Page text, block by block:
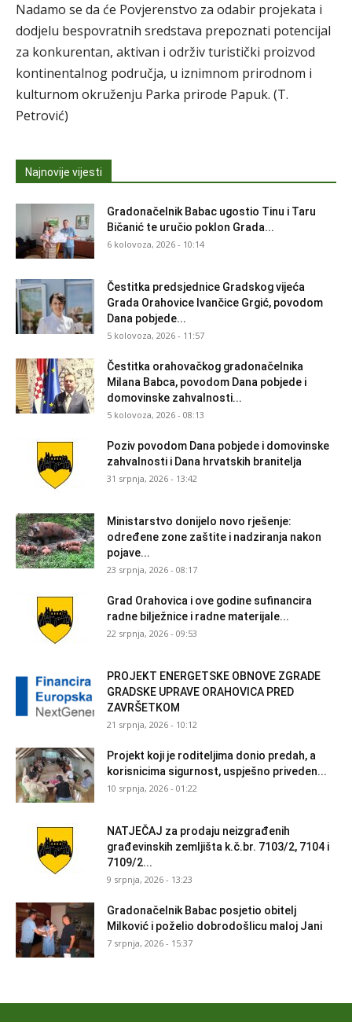
Nadamo se da će Povjerenstvo za odabir projekata i
dodjelu bespovratnih sredstava prepoznati potencijal
za konkurentan, aktivan i održiv turistički proizvod
kontinentalnog područja, u iznimnom prirodnom i
kulturnom okruženju Parka prirode Papuk. (T.
Petrović)
Najnovije vijesti
Gradonačelnik Babac ugostio Tinu i Taru
Bičanić te uručio poklon Grada...
6 kolovoza, 2026 - 10:14
Čestitka predsjednice Gradskog vijeća
Grada Orahovice Ivančice Grgić, povodom
Dana pobjede...
5 kolovoza, 2026 - 11:57
Čestitka orahovačkog gradonačelnika
Milana Babca, povodom Dana pobjede i
domovinske zahvalnosti...
5 kolovoza, 2026 - 08:13
Poziv povodom Dana pobjede i domovinske
zahvalnosti i Dana hrvatskih branitelja
31 srpnja, 2026 - 13:42
Ministarstvo donijelo novo rješenje:
određene zone zaštite i nadziranja nakon
pojave...
23 srpnja, 2026 - 08:17
Grad Orahovica i ove godine sufinancira
radne bilježnice i radne materijale...
22 srpnja, 2026 - 09:53
PROJEKT ENERGETSKE OBNOVE ZGRADE
GRADSKE UPRAVE ORAHOVICA PRED
ZAVRŠETKOM
21 srpnja, 2026 - 10:12
Projekt koji je roditeljima donio predah, a
korisnicima sigurnost, uspješno priveden...
10 srpnja, 2026 - 01:22
NATJEČAJ za prodaju neizgrađenih
građevinskih zemljišta k.č.br. 7103/2, 7104 i
7109/2...
9 srpnja, 2026 - 13:23
Gradonačelnik Babac posjetio obitelj
Milković i poželio dobrodošlicu maloj Jani
7 srpnja, 2026 - 15:37